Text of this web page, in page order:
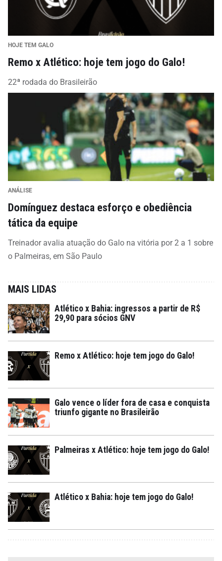
HOJE TEM GALO
Remo x Atlético: hoje tem jogo do Galo!
22ª rodada do Brasileirão
ANÁLISE
Domínguez destaca esforço e obediência
tática da equipe
Treinador avalia atuação do Galo na vitória por 2 a 1 sobre
o Palmeiras, em São Paulo
MAIS LIDAS
Atlético x Bahia: ingressos a partir de R$
29,90 para sócios GNV
Remo x Atlético: hoje tem jogo do Galo!
Galo vence o líder fora de casa e conquista
triunfo gigante no Brasileirão
Palmeiras x Atlético: hoje tem jogo do Galo!
Atlético x Bahia: hoje tem jogo do Galo!